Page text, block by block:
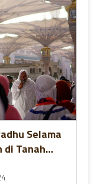
Selama
di Tanah